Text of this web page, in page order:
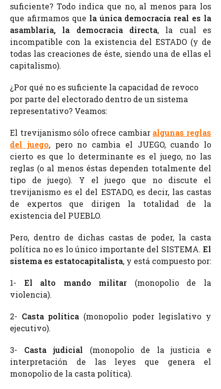
suficiente? Todo indica que no, al menos para los
que afirmamos que la única democracia real es la
asamblaria, la democracia directa, la cual es
incompatible con la existencia del ESTADO (y de
todas las creaciones de éste, siendo una de ellas el
capitalismo).
¿Por qué no es suficiente la capacidad de revoco
por parte del electorado dentro de un sistema
representativo? Veamos:
El trevijanismo sólo ofrece cambiar algunas reglas
del juego, pero no cambia el JUEGO, cuando lo
cierto es que lo determinante es el juego, no las
reglas (o al menos éstas dependen totalmente del
tipo de juego). Y el juego que no discute el
trevijanismo es el del ESTADO, es decir, las castas
de expertos que dirigen la totalidad de la
existencia del PUEBLO.
Pero, dentro de dichas castas de poder, la casta
política no es lo único importante del SISTEMA. El
sistema es estatocapitalista, y está compuesto por:
1- El alto mando militar (monopolio de la
violencia).
2- Casta política (monopolio poder legislativo y
ejecutivo).
3- Casta judicial (monopolio de la justicia e
interpretación de las leyes que genera el
monopolio de la casta política).